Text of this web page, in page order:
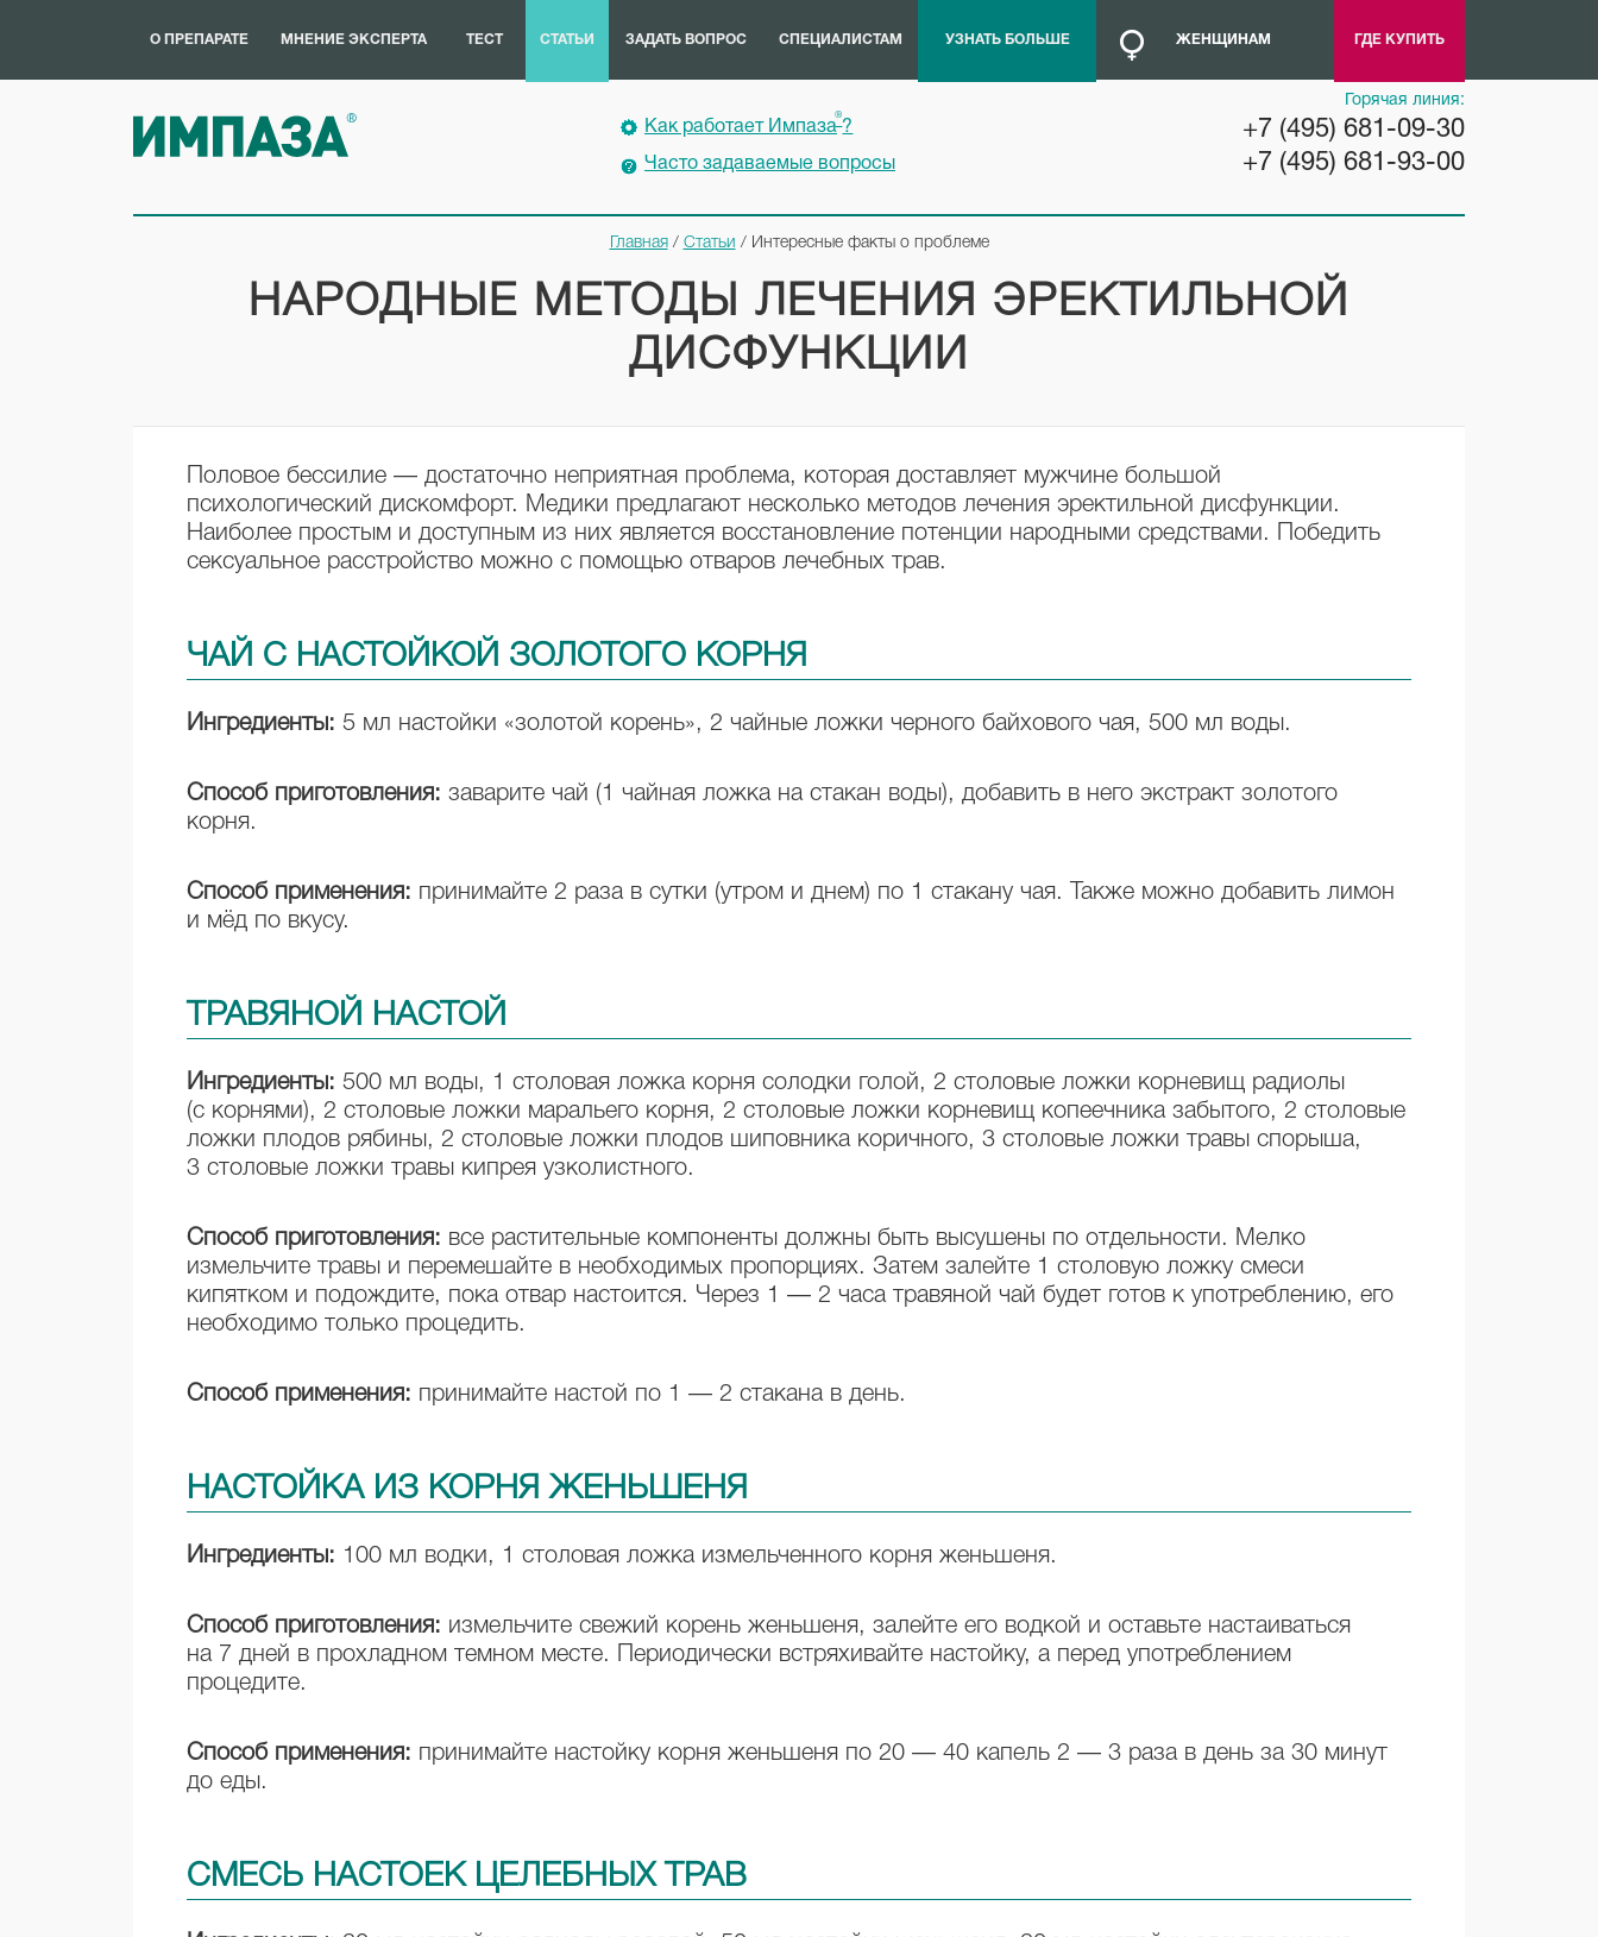
О ПРЕПАРАТЕ МНЕНИЕ ЭКСПЕРТА ТЕСТ СТАТЬИ ЗАДАТЬ ВОПРОС СПЕЦИАЛИСТАМ УЗНАТЬ БОЛЬШЕ ЖЕНЩИНАМ ГДЕ КУПИТЬ
Как работает Импаза®?
Часто задаваемые вопросы
Горячая линия:
+7 (495) 681-09-30
+7 (495) 681-93-00
Главная / Статьи / Интересные факты о проблеме
НАРОДНЫЕ МЕТОДЫ ЛЕЧЕНИЯ ЭРЕКТИЛЬНОЙ
ДИСФУНКЦИИ
Половое бессилие — достаточно неприятная проблема, которая доставляет мужчине большой
психологический дискомфорт. Медики предлагают несколько методов лечения эректильной дисфункции.
Наиболее простым и доступным из них является восстановление потенции народными средствами. Победить
сексуальное расстройство можно с помощью отваров лечебных трав.
ЧАЙ С НАСТОЙКОЙ ЗОЛОТОГО КОРНЯ
Ингредиенты: 5 мл настойки «золотой корень», 2 чайные ложки черного байхового чая, 500 мл воды.
Способ приготовления: заварите чай (1 чайная ложка на стакан воды), добавить в него экстракт золотого
корня.
Способ применения: принимайте 2 раза в сутки (утром и днем) по 1 стакану чая. Также можно добавить лимон
и мёд по вкусу.
ТРАВЯНОЙ НАСТОЙ
Ингредиенты: 500 мл воды, 1 столовая ложка корня солодки голой, 2 столовые ложки корневищ радиолы
(с корнями), 2 столовые ложки маральего корня, 2 столовые ложки корневищ копеечника забытого, 2 столовые
ложки плодов рябины, 2 столовые ложки плодов шиповника коричного, 3 столовые ложки травы спорыша,
3 столовые ложки травы кипрея узколистного.
Способ приготовления: все растительные компоненты должны быть высушены по отдельности. Мелко
измельчите травы и перемешайте в необходимых пропорциях. Затем залейте 1 столовую ложку смеси
кипятком и подождите, пока отвар настоится. Через 1 — 2 часа травяной чай будет готов к употреблению, его
необходимо только процедить.
Способ применения: принимайте настой по 1 — 2 стакана в день.
НАСТОЙКА ИЗ КОРНЯ ЖЕНЬШЕНЯ
Ингредиенты: 100 мл водки, 1 столовая ложка измельченного корня женьшеня.
Способ приготовления: измельчите свежий корень женьшеня, залейте его водкой и оставьте настаиваться
на 7 дней в прохладном темном месте. Периодически встряхивайте настойку, а перед употреблением
процедите.
Способ применения: принимайте настойку корня женьшеня по 20 — 40 капель 2 — 3 раза в день за 30 минут
до еды.
СМЕСЬ НАСТОЕК ЦЕЛЕБНЫХ ТРАВ